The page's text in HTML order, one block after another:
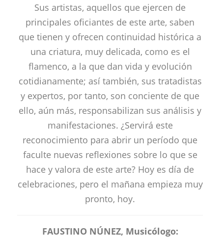
Sus artistas, aquellos que ejercen de
principales oficiantes de este arte, saben
que tienen y ofrecen continuidad histórica a
una criatura, muy delicada, como es el
flamenco, a la que dan vida y evolución
cotidianamente; así también, sus tratadistas
y expertos, por tanto, son conciente de que
ello, aún más, responsabilizan sus análisis y
manifestaciones. ¿Servirá este
reconocimiento para abrir un período que
faculte nuevas reflexiones sobre lo que se
hace y valora de este arte? Hoy es día de
celebraciones, pero el mañana empieza muy
pronto, hoy.
FAUSTINO NÚNEZ, Musicólogo: